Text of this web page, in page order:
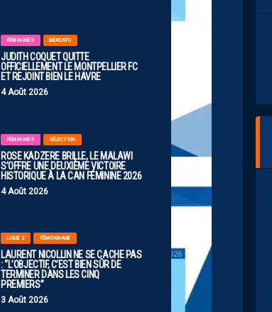
FÉMININES MERCATO
JUDITH COQUET QUITTE
OFFICIELLEMENT LE MONTPELLIER FC
ET REJOINT BIEN LE HAVRE
4 Août 2026
FÉMININES SÉLECTION
ROSE KADZERE BRILLE, LE MALAWI
S’OFFRE UNE DEUXIÈME VICTOIRE
HISTORIQUE À LA CAN FÉMININE 2026
4 Août 2026
LIGUE 2 TÉMOIGNAGE
LAURENT NICOLLIN NE SE CACHE PAS
: “L’OBJECTIF, C’EST BIEN SÛR DE
TERMINER DANS LES CINQ
PREMIERS”
3 Août 2026